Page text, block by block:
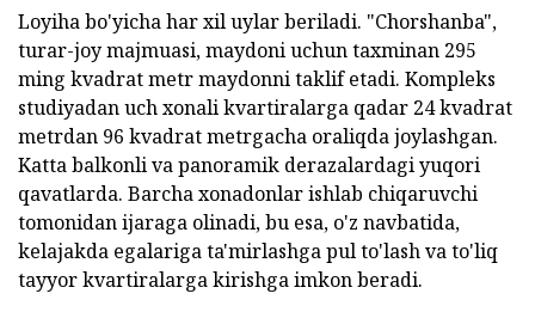
Loyiha bo'yicha har xil uylar beriladi. "Chorshanba",
turar-joy majmuasi, maydoni uchun taxminan 295
ming kvadrat metr maydonni taklif etadi. Kompleks
studiyadan uch xonali kvartiralarga qadar 24 kvadrat
metrdan 96 kvadrat metrgacha oraliqda joylashgan.
Katta balkonli va panoramik derazalardagi yuqori
qavatlarda. Barcha xonadonlar ishlab chiqaruvchi
tomonidan ijaraga olinadi, bu esa, o'z navbatida,
kelajakda egalariga ta'mirlashga pul to'lash va to'liq
tayyor kvartiralarga kirishga imkon beradi.